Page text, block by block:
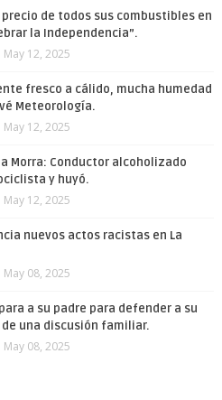
de todos sus combustibles en
la Independencia”.
May 12, 2025
fresco a cálido, mucha humedad
Meteorología.
May 12, 2025
Morra: Conductor alcoholizado
y huyó.
May 12, 2025
nuevos actos racistas en La
May 08, 2025
a su padre para defender a su
una discusión familiar.
May 08, 2025